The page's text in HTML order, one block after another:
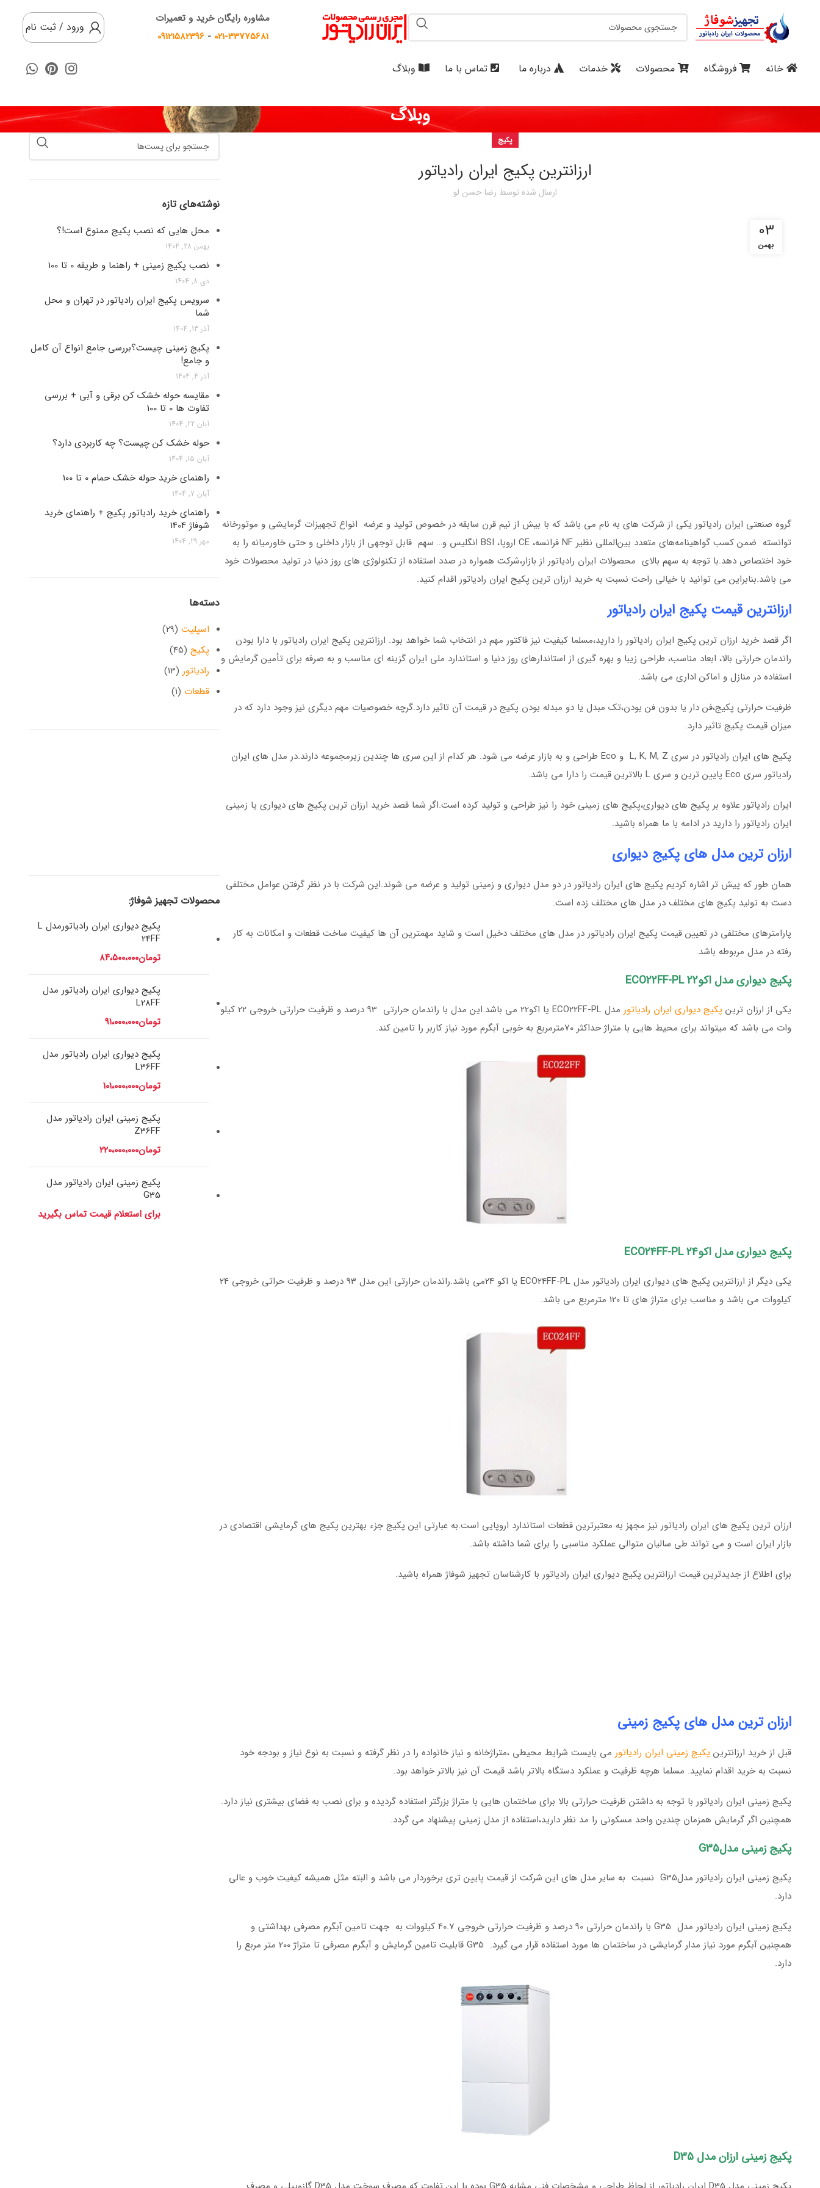
مشاوره رایگان خرید و تعمیرات
021-33775681
-
09121582396
ورود / ثبت نام
خانه فروشگاه محصولات خدمات درباره ما تماس با ما وبلاگ
وبلاگ
پکیج
ارزانترین پکیج ایران رادیاتور
ارسال شده توسط رضا حسن لو
03
بهمن
گروه صنعتی ایران رادیاتور یکی از شرکت های به نام می باشد که با بیش از نیم قرن سابقه در خصوص تولید و عرضه انواع تجهیزات گرمایشی و موتورخانه
توانسته ضمن کسب گواهینامه‌های متعدد بین‌المللی نظیر NF فرانسه، CE اروپا، BSI انگلیس و… سهم قابل توجهی از بازار داخلی و حتی خاورمیانه را به
خود اختصاص دهد.با توجه به سهم بالای محصولات ایران رادیاتور از بازار،شرکت همواره در صدد استفاده از تکنولوژی های روز دنیا در تولید محصولات خود
می باشد.بنابراین می توانید با خیالی راحت نسبت به خرید ارزان ترین پکیج ایران رادیاتور اقدام کنید.
ارزانترین قیمت پکیج ایران رادیاتور
اگر قصد خرید ارزان ترین پکیج ایران رادیاتور را دارید،مسلما کیفیت نیز فاکتور مهم در انتخاب شما خواهد بود. ارزانترین پکیج ایران رادیاتور با دارا بودن
راندمان حرارتی بالا، ابعاد مناسب، طراحی زیبا و بهره گیری از استاندارهای روز دنیا و استاندارد ملی ایران گزینه ای مناسب و به صرفه برای تأمین گرمایش و
استفاده در منازل و اماکن اداری می باشد.
ظرفیت حرارتی پکیج،فن دار یا بدون فن بودن،تک مبدل یا دو مبدله بودن پکیج در قیمت آن تاثیر دارد.گرچه خصوصیات مهم دیگری نیز وجود دارد که در
میزان قیمت پکیج تاثیر دارد.
پکیج های ایران رادیاتور در سری L, K, M, Z و Eco طراحی و به بازار عرضه می شود. هر کدام از این سری ها چندین زیرمجموعه دارند.در مدل های ایران
رادیاتور سری Eco پایین ترین و سری L بالاترین قیمت را دارا می باشد.
ایران رادیاتور علاوه بر پکیج های دیواری،پکیج های زمینی خود را نیز طراحی و تولید کرده است.اگر شما قصد خرید ارزان ترین پکیج های دیواری یا زمینی
ایران رادیاتور را دارید در ادامه با ما همراه باشید.
ارزان ترین مدل های پکیج دیواری
همان طور که پیش تر اشاره کردیم پکیج های ایران رادیاتور در دو مدل دیواری و زمینی تولید و عرضه می شوند.این شرکت با در نظر گرفتن عوامل مختلفی
دست به تولید پکیج های مختلف در مدل های مختلف زده است.
پارامترهای مختلفی در تعیین قیمت پکیج ایران رادیاتور در مدل های مختلف دخیل است و شاید مهمترین آن ها کیفیت ساخت قطعات و امکانات به کار
رفته در مدل مربوطه باشد.
پکیج دیواری مدل اکو22 ECO22FF-PL
یکی از ارزان ترین پکیج دیواری ایران رادیاتور
مدل ECO22FF-PL یا اکو22 می باشد.این مدل با راندمان حرارتی 93 درصد و ظرفیت حرارتی خروجی 22 کیلو
وات می باشد که میتواند برای محیط هایی با متراژ حداکثر 70مترمربع به خوبی آبگرم مورد نیاز کاربر را تامین کند.
پکیج دیواری مدل اکو24 ECO24FF-PL
یکی دیگر از ارزانترین پکیج های دیواری ایران رادیاتور مدل ECO24FF-PL یا اکو 24می باشد.راندمان حرارتی این مدل 93 درصد و ظرفیت حراتی خروجی 24
کیلووات می باشد و مناسب برای متراژ های تا 120 مترمربع می باشد.
ارزان ترین پکیج های ایران رادیاتور نیز مجهز به معتبرترین قطعات استاندارد اروپایی است.به عبارتی این پکیج جزء بهترین پکیج های گرمایشی اقتصادی در
بازار ایران است و می تواند طی سالیان متوالی عملکرد مناسبی را برای شما داشته باشد.
برای اطلاع از جدیدترین قیمت ارزانترین پکیج دیواری ایران رادیاتور با کارشناسان تجهیز شوفاژ همراه باشید.
ارزان ترین مدل های پکیج زمینی
قبل از خرید ارزانترین پکیج زمینی ایران رادیاتور می بایست شرایط محیطی ،متراژخانه و نیاز خانواده را در نظر گرفته و نسبت به نوع نیاز و بودجه خود
نسبت به خرید اقدام نمایید. مسلما هرچه ظرفیت و عملکرد دستگاه بالاتر باشد قیمت آن نیز بالاتر خواهد بود.
پکیج زمینی ایران رادیاتور با توجه به داشتن ظرفیت حرارتی بالا برای ساختمان هایی با متراژ بزرگتر استفاده گردیده و برای نصب به فضای بیشتری نیاز دارد.
همچنین اگر گرمایش همزمان چندین واحد مسکونی را مد نظر دارید،استفاده از مدل زمینی پیشنهاد می گردد.
پکیج زمینی مدلG35
پکیج زمینی ایران رادیاتور مدلG35 نسبت به سایر مدل های این شرکت از قیمت پایین تری برخوردار می باشد و البته مثل همیشه کیفیت خوب و عالی
دارد.
پکیج زمینی ایران رادیاتور مدل G35 با راندمان حرارتی 90 درصد و ظرفیت حرارتی خروجی 40.7 کیلووات به جهت تامین آبگرم مصرفی بهداشتی و
همچنین آبگرم مورد نیاز مدار گرمایشی در ساختمان ها مورد استفاده قرار می گیرد. G35 قابلیت تامین گرمایش و آبگرم مصرفی تا متراژ 200 متر مربع را
دارد.
پکیج زمینی ارزان مدل D35
نوشته‌های تازه
محل هایی که نصب پکیج ممنوع است!؟
بهمن 28, 1404
نصب پکیج زمینی + راهنما و طریقه 0 تا 100
دی 8, 1404
سرویس پکیج ایران رادیاتور در تهران و محل
شما
آذر 13, 1404
پکیج زمینی چیست؟بررسی جامع انواع آن کامل
و جامع!
آذر 4, 1404
مقایسه حوله خشک کن برقی و آبی + بررسی
تفاوت ها 0 تا 100
آبان 22, 1404
حوله خشک کن چیست؟ چه کاربردی دارد؟
آبان 15, 1404
راهنمای خرید حوله خشک حمام 0 تا 100
آبان 7, 1404
راهنمای خرید رادیاتور پکیج + راهنمای خرید
شوفاژ 1404
مهر 29, 1404
دسته‌ها
اسپلیت (29)
پکیج (45)
رادیاتور (13)
قطعات (1)
محصولات تجهیز شوفاژ:
پکیج دیواری ایران رادیاتورمدل L
24FF
تومان۸۴،۵۰۰،۰۰۰
پکیج دیواری ایران رادیاتور مدل
L28FF
تومان۹۱،۰۰۰،۰۰۰
پکیج دیواری ایران رادیاتور مدل
L36FF
تومان۱۰۱،۰۰۰،۰۰۰
پکیج زمینی ایران رادیاتور مدل
Z36FF
تومان۲۲۰،۰۰۰،۰۰۰
پکیج زمینی ایران رادیاتور مدل
G35
برای استعلام قیمت تماس بگیرید